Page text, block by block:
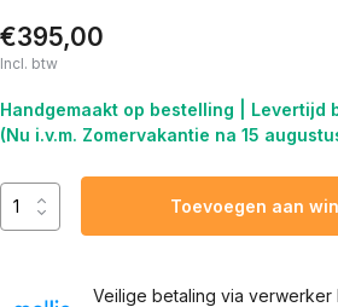
€395,00
Incl. btw
Handgemaakt op bestelling | Levertijd
(Nu i.v.m. Zomervakantie na 15
Toevoegen aan
Veilige betaling via